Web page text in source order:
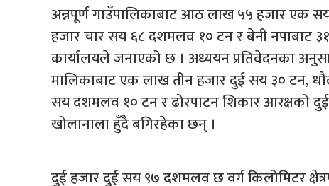
अन्नपूर्ण गाउँपालिकाबाट आठ लाख ५५ हजार एक
हजार चार सय ६८ दशमलव १० टन र बेनी नपाबाट
कार्यालयले जनाएको छ । अध्ययन प्रतिवेदनका
मालिकाबाट एक लाख तीन हजार दुई सय ३० टन,
सय दशमलव १० टन र ढोरपाटन शिकार आरक्षको
खोलानाला हुँदै बगिरहेका छन् ।
दुई हजार दुई सय ९७ दशमलव छ वर्ग किलोमिटर